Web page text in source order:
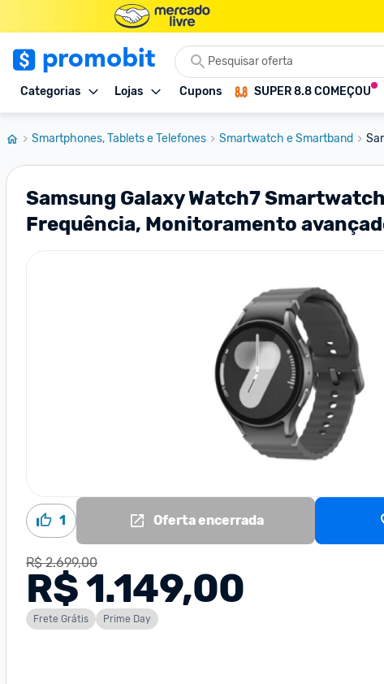
Categorias Lojas Cupons SUPER 8.8 COMEÇOU
Smartphones, Tablets e Telefones Smartwatch e Smartband
Samsung Galaxy Watch7
Frequência, Monitoramento
1 Oferta encerrada
R$ 2.699,00
R$ 1.149,00
Frete Grátis Prime Day